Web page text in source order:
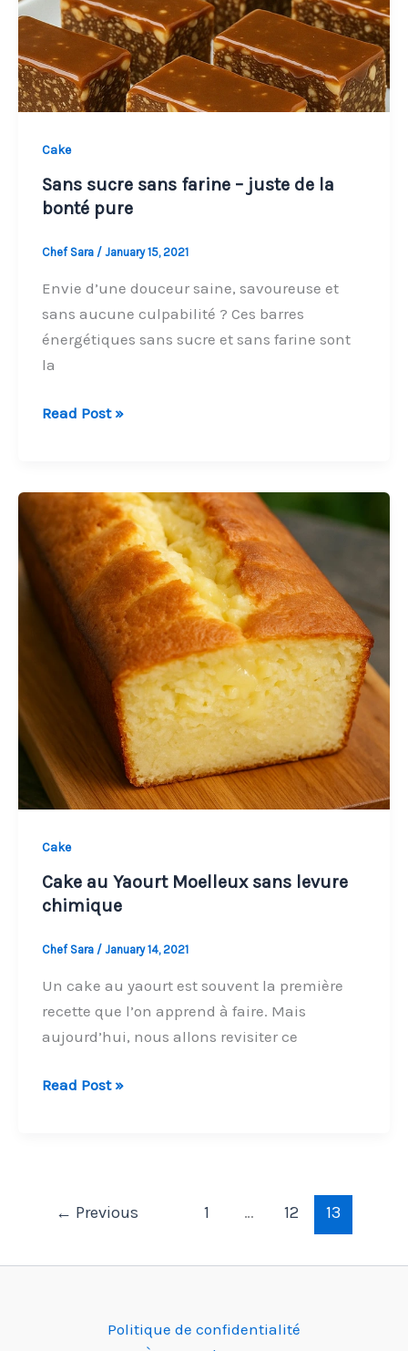
Cake
Sans sucre sans farine – juste de la
bonté pure
Chef Sara / January 15, 2021
Envie d’une douceur saine, savoureuse et
sans aucune culpabilité ? Ces barres
énergétiques sans sucre et sans farine sont
la
Sans
farine
juste
de
bonté
Read Post »
Cake
Cake au Yaourt Moelleux sans levure
chimique
Chef Sara / January 14, 2021
Un cake au yaourt est souvent la première
recette que l’on apprend à faire. Mais
aujourd’hui, nous allons revisiter ce
Cake
levure
Read Post »
← Previous 1 … 12 13
Politique de confidentialité